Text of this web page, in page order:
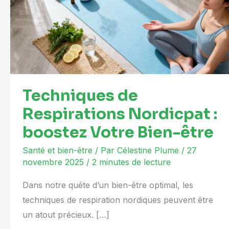
Techniques de
Respirations Nordicpat :
boostez Votre Bien-être
Santé et bien-être / Par Célestine Plume / 27
novembre 2025 / 2 minutes de lecture
Dans notre quête d’un bien-être optimal, les
techniques de respiration nordiques peuvent être
un atout précieux. […]
Nordicpat
boostez
Votre
Bien-